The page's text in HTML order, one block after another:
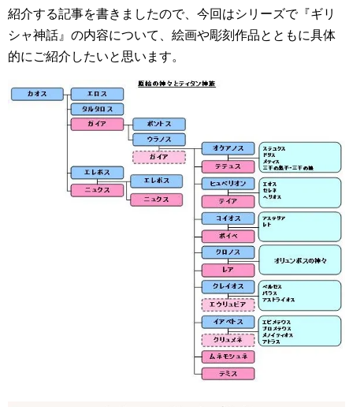
紹介する記事を書きましたので、今回はシリーズで『ギリ
シャ神話』の内容について、絵画や彫刻作品とともに具体
的にご紹介したいと思います。